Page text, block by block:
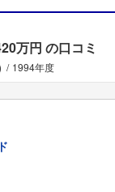
万円 の口コミ
1994年度